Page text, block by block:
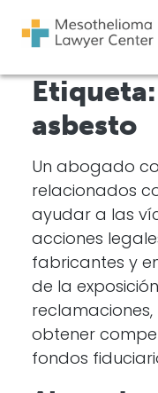
Navegación
Busque en nuestro
Etiqueta:
asbesto
Un abogado
relacionados
ayudar a las
acciones
fabricantes y
de la
obtener
fondos